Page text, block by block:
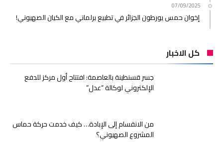
07/09/2025
إخوان حمس يورطون الجزائر في تطبيع برلماني مع الكيان الصهيوني!
كل الاخبار
جسر قسنطينة بالعاصمة: افتتاح أول مركز للدفع
الإلكتروني لوكالة “عدل”
من الانقسام إلى الإبادة… كيف خدمت حركة حماس
المشروع الصهيوني؟